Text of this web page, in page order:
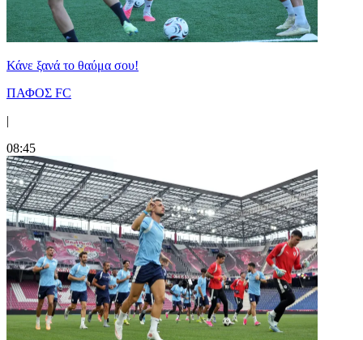
Κάνε ξανά το θαύμα σου!
ΠΑΦΟΣ FC
|
08:45